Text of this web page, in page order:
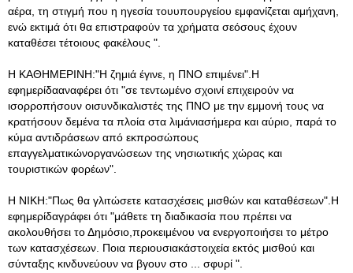
αέρα, τη στιγμή που η ηγεσία τουυπουργείου εμφανίζεται αμήχανη,
ενώ εκτιμά ότι θα επιστραφούν τα χρήματα σεόσους έχουν
καταθέσει τέτοιους φακέλους ".
Η ΚΑΘΗΜΕΡΙΝΗ:"Η ζημιά έγινε, η ΠΝΟ επιμένει".Η
εφημερίδααναφέρει ότι "σε τεντωμένο σχοινί επιχειρούν να
ισορροπήσουν οισυνδικαλιστές της ΠΝΟ με την εμμονή τους να
κρατήσουν δεμένα τα πλοία στα λιμάνιασήμερα και αύριο, παρά το
κύμα αντιδράσεων από εκπροσώπους
επαγγελματικώνοργανώσεων της νησιωτικής χώρας και
τουριστικών φορέων".
Η ΝΙΚΗ:"Πως θα γλιτώσετε κατασχέσεις μισθών και καταθέσεων".Η
εφημερίδαγράφει ότι "μάθετε τη διαδικασία που πρέπει να
ακολουθήσει το Δημόσιο,προκειμένου να ενεργοποιήσει το μέτρο
των κατασχέσεων. Ποια περιουσιακάστοιχεία εκτός μισθού και
σύνταξης κινδυνεύουν να βγουν στο ... σφυρί ".